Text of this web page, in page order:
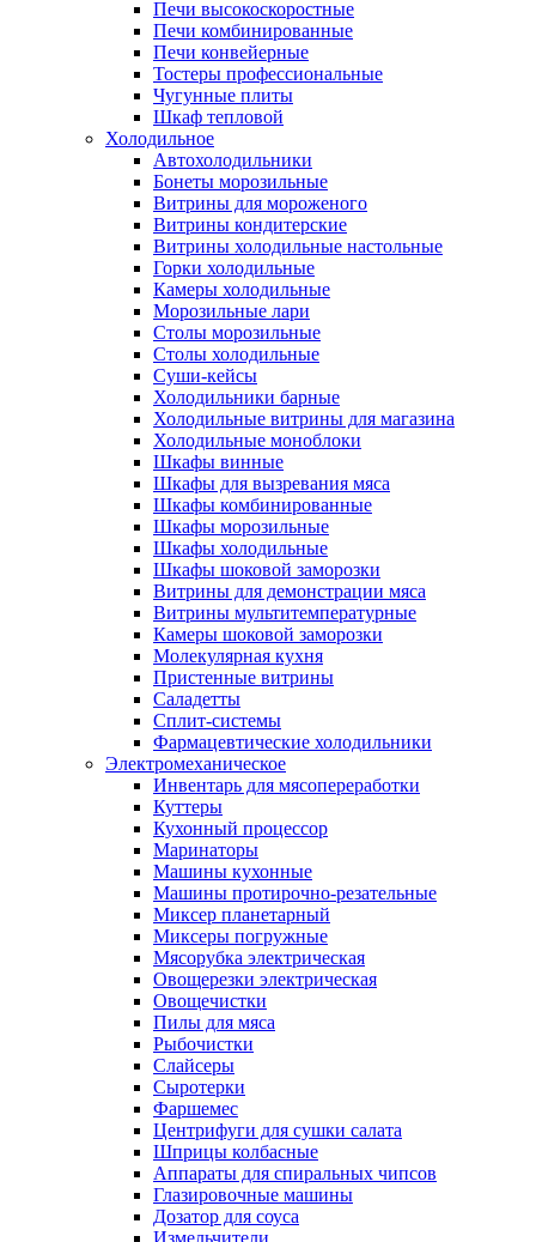
Печи высокоскоростные
Печи комбинированные
Печи конвейерные
Тостеры профессиональные
Чугунные плиты
Шкаф тепловой
Холодильное
Автохолодильники
Бонеты морозильные
Витрины для мороженого
Витрины кондитерские
Витрины холодильные настольные
Горки холодильные
Камеры холодильные
Морозильные лари
Столы морозильные
Столы холодильные
Суши-кейсы
Холодильники барные
Холодильные витрины для магазина
Холодильные моноблоки
Шкафы винные
Шкафы для вызревания мяса
Шкафы комбинированные
Шкафы морозильные
Шкафы холодильные
Шкафы шоковой заморозки
Витрины для демонстрации мяса
Витрины мультитемпературные
Камеры шоковой заморозки
Молекулярная кухня
Пристенные витрины
Саладетты
Сплит-системы
Фармацевтические холодильники
Электромеханическое
Инвентарь для мясопереработки
Куттеры
Кухонный процессор
Маринаторы
Машины кухонные
Машины протирочно-резательные
Миксер планетарный
Миксеры погружные
Мясорубка электрическая
Овощерезки электрическая
Овощечистки
Пилы для мяса
Рыбочистки
Слайсеры
Сыротерки
Фаршемес
Центрифуги для сушки салата
Шприцы колбасные
Аппараты для спиральных чипсов
Глазировочные машины
Дозатор для соуса
Измельчители